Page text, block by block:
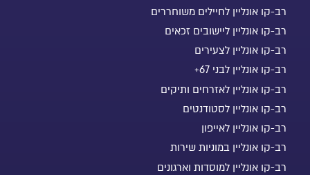
רב-קו אונליין לחיילים משוחררים
רב-קו אונליין ליישובים זכאים
רב-קו אונליין לצעירים
רב-קו אונליין לבני 67+
רב-קו אונליין לאזרחים ותיקים
רב-קו אונליין לסטודנטים
רב-קו אונליין לאייפון
רב-קו אונליין במוניות שירות
רב-קו אונליין למוסדות וארגונים